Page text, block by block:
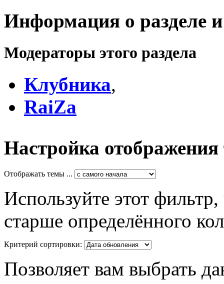
Информация о разделе
Модераторы этого раздела
Клубника,
RaiZa
Настройка отображения
Отображать темы ...
Используйте этот
старше определённого
Критерий сортировки:
Позволяет вам выбрать